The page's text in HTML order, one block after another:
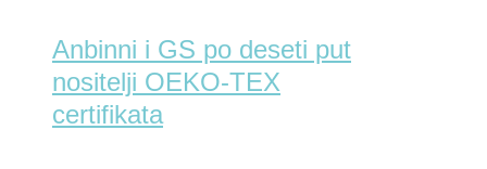
Anbinni i GS po deseti put
nositelji OEKO-TEX
certifikata